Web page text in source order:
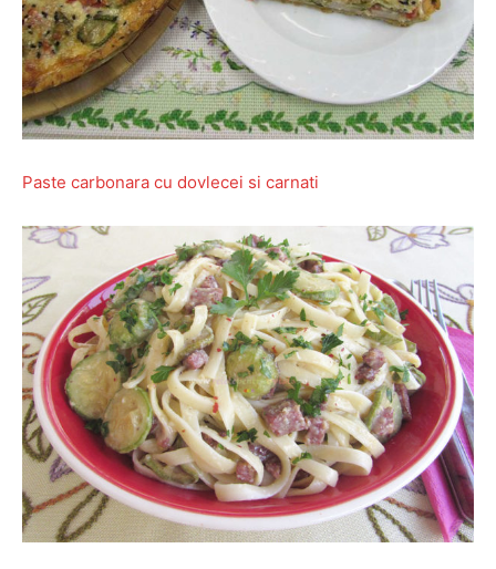
Paste carbonara cu dovlecei si carnati